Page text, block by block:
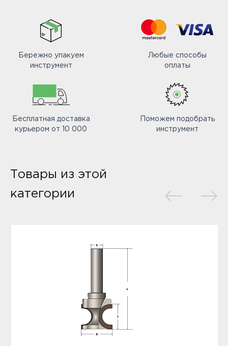
Бережно упакуем
инструмент
Любые способы
оплаты
Бесплатная доставка
курьером от 10 000
Поможем подобрать
инструмент
Товары из этой
категории